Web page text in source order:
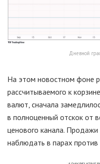
Дневной
На этом новостном фоне
рассчитываемого к
валют, сначала
в полноценный отскок от
ценового канала.
наблюдать в парах